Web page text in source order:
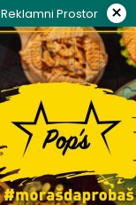
Reklamni Prostor ×